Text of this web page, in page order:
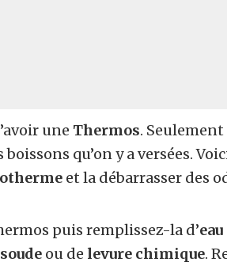
une Thermos.
boissons qu’on y a versées.
et la débarrasser des
puis remplissez-la d’
ou de levure chimique.